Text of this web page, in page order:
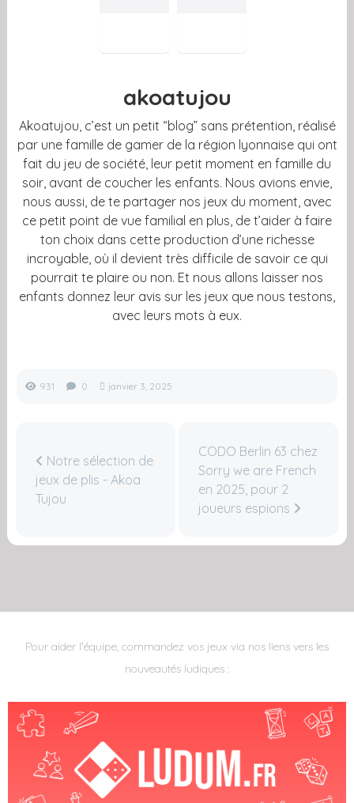
akoatujou
Akoatujou, c’est un petit “blog” sans prétention, réalisé
par une famille de gamer de la région lyonnaise qui ont
fait du jeu de société, leur petit moment en famille du
soir, avant de coucher les enfants. Nous avions envie,
nous aussi, de te partager nos jeux du moment, avec
ce petit point de vue familial en plus, de t’aider à faire
ton choix dans cette production d’une richesse
incroyable, où il devient très difficile de savoir ce qui
pourrait te plaire ou non. Et nous allons laisser nos
enfants donnez leur avis sur les jeux que nous testons,
avec leurs mots à eux.
931 0 janvier 3, 2025
Notre sélection de
jeux de plis - Akoa
Tujou
CODO Berlin 63 chez
Sorry we are French
en 2025, pour 2
joueurs espions
Pour aider l'équipe, commandez vos jeux via nos liens vers les
nouveautés ludiques :